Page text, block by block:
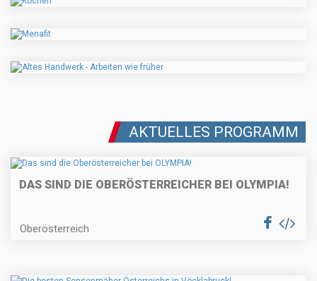
AKTUELLES PROGRAMM
DAS SIND DIE OBERÖSTERREICHER BEI OLYMPIA!
Oberösterreich